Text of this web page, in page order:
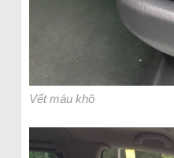
Vết máu khô